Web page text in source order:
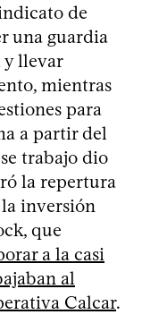
de
una guardia
llevar
mientras
para
a partir del
trabajo dio
la repertura
inversión
que
a la casi
al
Calcar.